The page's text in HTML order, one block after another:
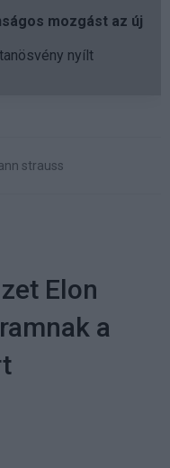
mozgást az új
nyílt
strauss
Elon
a